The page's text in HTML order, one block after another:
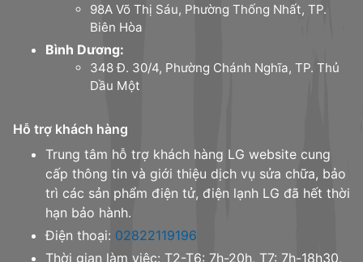
98A Võ Thị Sáu, Phường Thống Nhất, TP.
Biên Hòa
Bình Dương:
348 Đ. 30/4, Phường Chánh Nghĩa, TP. Thủ
Dầu Một
Hỗ trợ khách hàng
Trung tâm hỗ trợ khách hàng LG website cung
cấp thông tin và giới thiệu dịch vụ sửa chữa, bảo
trì các sản phẩm điện tử, điện lạnh LG đã hết thời
hạn bảo hành.
Điện thoại: 02822119196
Thời gian làm việc: T2-T6: 7h-20h, T7: 7h-18h30,